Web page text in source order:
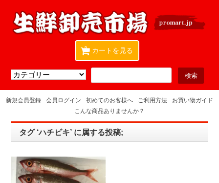
カートを見る
0
新規会員登録 会員ログイン 初めてのお客様へ ご利用方法
お買い物ガイド
こんな商品ありませんか？
タグ ‘ハチビキ’ に属する投稿;